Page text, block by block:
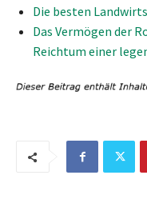
Die besten
Das Vermögen der
Reichtum einer